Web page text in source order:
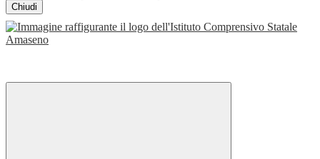
Chiudi